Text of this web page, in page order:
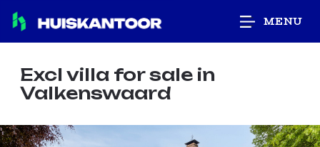
MENU
Excl villa for sale in
Valkenswaard